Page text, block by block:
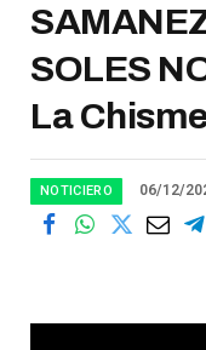
SOLES
La
NOTICIERO 06/12/